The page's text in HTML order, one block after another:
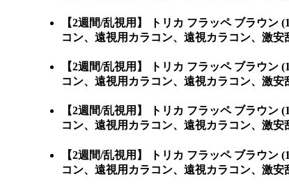
【2週間/乱視用】 トリカ フラッペ ブラウ
コン、遠視用カラコン、遠視カラコン、激
【2週間/乱視用】 トリカ フラッペ ブラウ
コン、遠視用カラコン、遠視カラコン、激
【2週間/乱視用】 トリカ フラッペ ブラウ
コン、遠視用カラコン、遠視カラコン、激
【2週間/乱視用】 トリカ フラッペ ブラウ
コン、遠視用カラコン、遠視カラコン、激